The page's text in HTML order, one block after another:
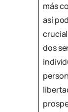
más
así
dos